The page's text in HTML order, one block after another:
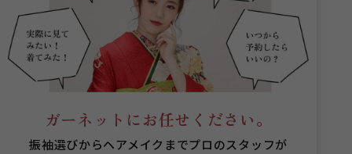
ガーネットにお任せください。
振袖選びからヘアメイクまでプロのスタッフが